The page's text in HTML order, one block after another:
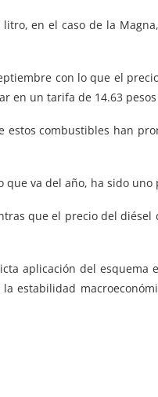
en el caso de la
con lo que el
en un tarifa de 14.63
combustibles han
va del año, ha sido uno
que el precio del diésel
aplicación del esquema
estabilidad